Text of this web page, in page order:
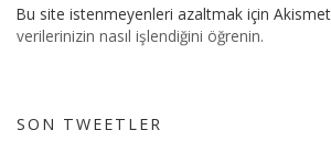
Bu site istenmeyenleri azaltmak için
verilerinizin nasıl işlendiğini öğrenin.
SON TWEETLER